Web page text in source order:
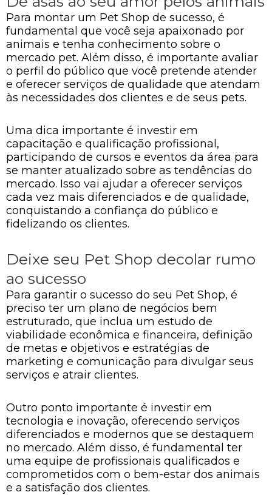
Para montar um Pet Shop de sucesso, é
fundamental que você seja apaixonado por
animais e tenha conhecimento sobre o
mercado pet. Além disso, é importante avaliar
o perfil do público que você pretende atender
e oferecer serviços de qualidade que atendam
às necessidades dos clientes e de seus pets.
Uma dica importante é investir em
capacitação e qualificação profissional,
participando de cursos e eventos da área para
se manter atualizado sobre as tendências do
mercado. Isso vai ajudar a oferecer serviços
cada vez mais diferenciados e de qualidade,
conquistando a confiança do público e
fidelizando os clientes.
Deixe seu Pet Shop decolar rumo
ao sucesso
Para garantir o sucesso do seu Pet Shop, é
preciso ter um plano de negócios bem
estruturado, que inclua um estudo de
viabilidade econômica e financeira, definição
de metas e objetivos e estratégias de
marketing e comunicação para divulgar seus
serviços e atrair clientes.
Outro ponto importante é investir em
tecnologia e inovação, oferecendo serviços
diferenciados e modernos que se destaquem
no mercado. Além disso, é fundamental ter
uma equipe de profissionais qualificados e
comprometidos com o bem-estar dos animais
e a satisfação dos clientes.